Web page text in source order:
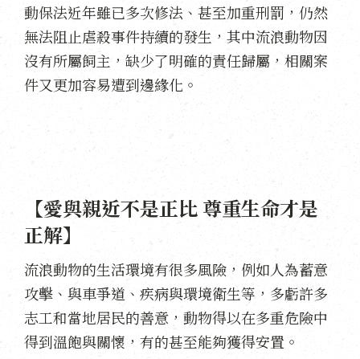
動保法近年雖已多次修法、甚至加重刑罰，仍然
無法阻止虐殺事件持續的發生，其中流浪動物因
沒有所屬飼主，缺少了明確的責任歸屬，相關案
件又更加容易遭到邊緣化。
【愛與親近不是正比 尊重生命才是
正解】
流浪動物的生活環境有很多風險，例如人為蓄意
攻擊、與車爭道、疾病與環境衛生等，多虧許多
志工和當地居民的善意，動物得以在多重危險中
得到溫飽與關懷，有的甚至能夠獲得安置。